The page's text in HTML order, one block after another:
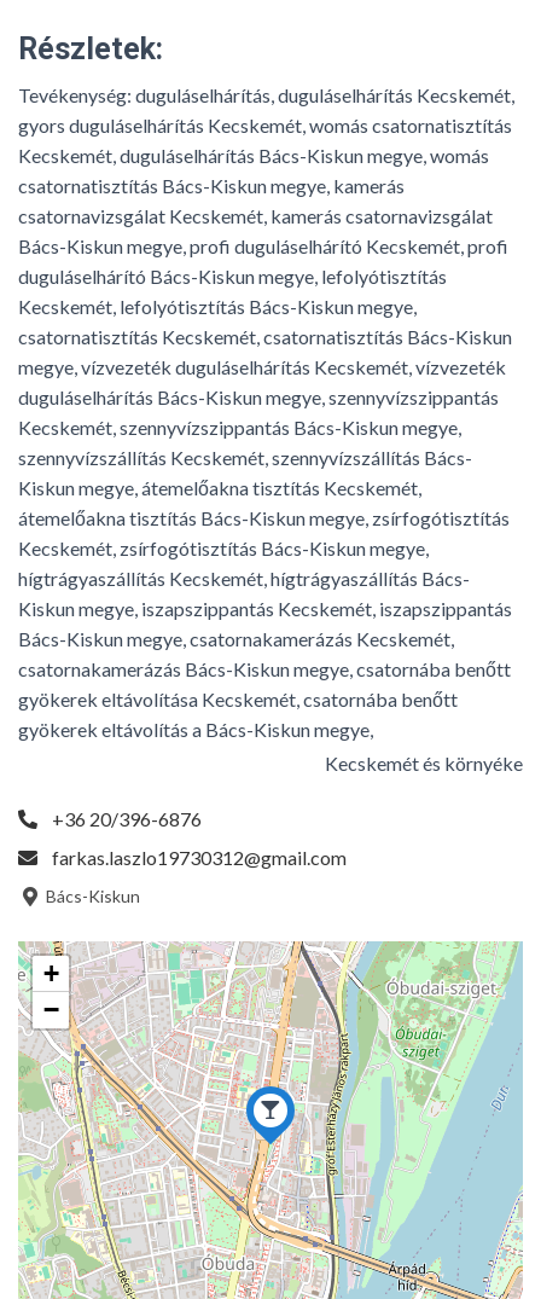
Részletek:
Tevékenység: duguláselhárítás, duguláselhárítás Kecskemét,
gyors duguláselhárítás Kecskemét, womás csatornatisztítás
Kecskemét, duguláselhárítás Bács-Kiskun megye, womás
csatornatisztítás Bács-Kiskun megye, kamerás
csatornavizsgálat Kecskemét, kamerás csatornavizsgálat
Bács-Kiskun megye, profi duguláselhárító Kecskemét, profi
duguláselhárító Bács-Kiskun megye, lefolyótisztítás
Kecskemét, lefolyótisztítás Bács-Kiskun megye,
csatornatisztítás Kecskemét, csatornatisztítás Bács-Kiskun
megye, vízvezeték duguláselhárítás Kecskemét, vízvezeték
duguláselhárítás Bács-Kiskun megye, szennyvízszippantás
Kecskemét, szennyvízszippantás Bács-Kiskun megye,
szennyvízszállítás Kecskemét, szennyvízszállítás Bács-
Kiskun megye, átemelőakna tisztítás Kecskemét,
átemelőakna tisztítás Bács-Kiskun megye, zsírfogótisztítás
Kecskemét, zsírfogótisztítás Bács-Kiskun megye,
hígtrágyaszállítás Kecskemét, hígtrágyaszállítás Bács-
Kiskun megye, iszapszippantás Kecskemét, iszapszippantás
Bács-Kiskun megye, csatornakamerázás Kecskemét,
csatornakamerázás Bács-Kiskun megye, csatornába benőtt
gyökerek eltávolítása Kecskemét, csatornába benőtt
gyökerek eltávolítás a Bács-Kiskun megye,
Kecskemét és környéke
+36 20/396-6876
farkas.laszlo19730312@gmail.com
Bács-Kiskun
+
−